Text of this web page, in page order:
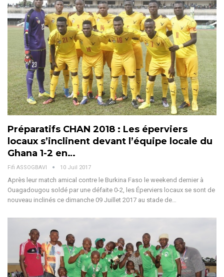
Préparatifs CHAN 2018 : Les éperviers
locaux s’inclinent devant l’équipe locale du
Ghana 1-2 en…
Fifi ASSOGBAVI 10 Juil 2017
Après leur match amical contre le Burkina Faso le weekend dernier à
Ouagadougou soldé par une défaite 0-2, les Éperviers locaux se sont de
nouveau inclinés ce dimanche 09 Juillet 2017 au stade de…